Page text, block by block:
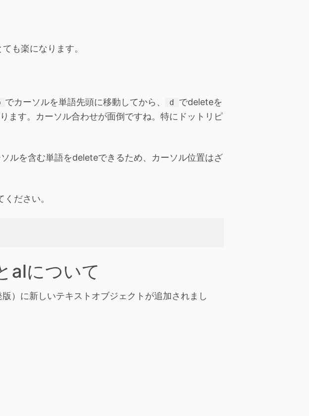
も楽になります。
でカーソルを単語先頭に移動してから、 d でdeleteを
ます。カーソル合わせが面倒ですね。特にドットリピ
ルを含む単語をdeleteできるため、カーソル位置はざ
ださい。
alについて
）に新しいテキストオブジェクトが追加されまし